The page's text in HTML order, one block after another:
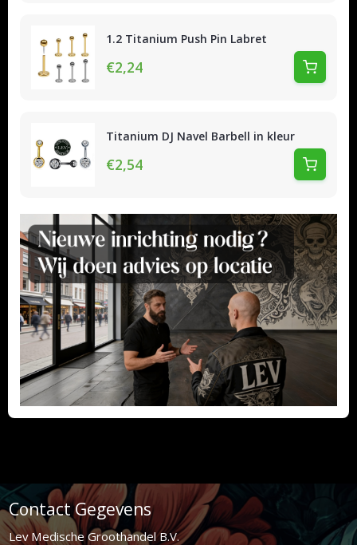
1.2 Titanium Push Pin Labret
€2,24
Titanium DJ Navel Barbell in kleur
€2,54
Contact Gegevens
Lev Medische Groothandel B.V.